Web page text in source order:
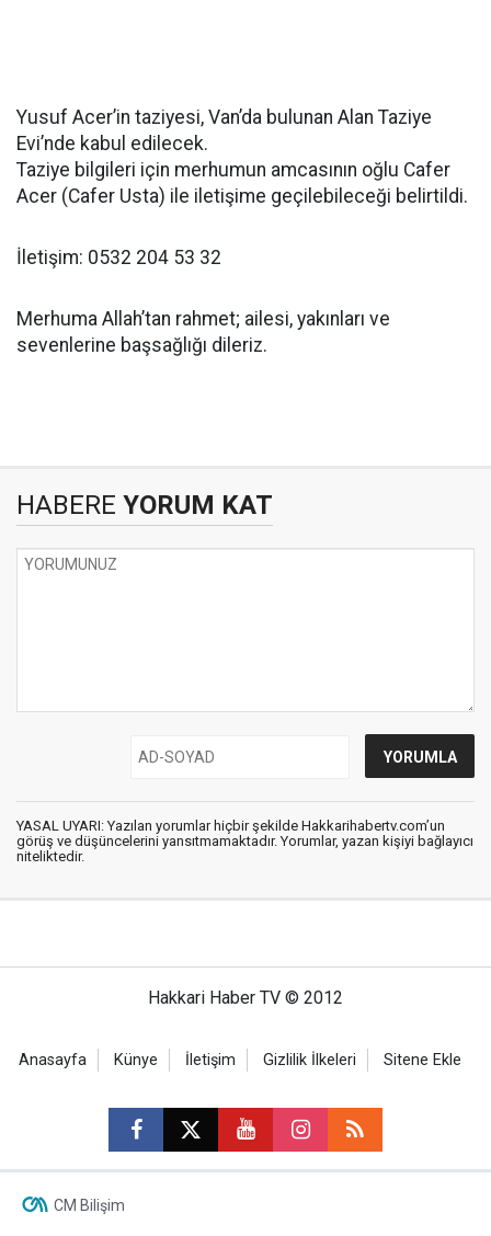
Yusuf Acer’in taziyesi, Van’da bulunan Alan Taziye
Evi’nde kabul edilecek.
Taziye bilgileri için merhumun amcasının oğlu Cafer
Acer (Cafer Usta) ile iletişime geçilebileceği belirtildi.
İletişim: 0532 204 53 32
Merhuma Allah’tan rahmet; ailesi, yakınları ve
sevenlerine başsağlığı dileriz.
HABERE YORUM KAT
YASAL UYARI: Yazılan yorumlar hiçbir şekilde Hakkarihabertv.com’un
görüş ve düşüncelerini yansıtmamaktadır. Yorumlar, yazan kişiyi bağlayıcı
niteliktedir.
Hakkari Haber TV © 2012
Anasayfa Künye İletişim Gizlilik İlkeleri Sitene Ekle
CM Bilişim